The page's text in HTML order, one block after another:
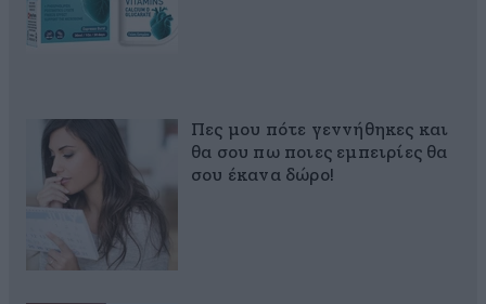
Πες μου πότε γεννήθηκες και
θα σου πω ποιες εμπειρίες θα
σου έκανα δώρο!